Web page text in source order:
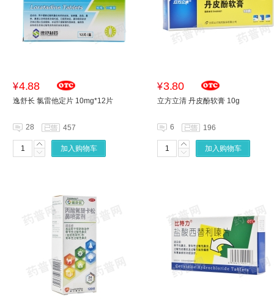
¥4.88
逸舒长 氯雷他定片 10mg*12片
28 457
加入购物车
¥3.80
立方立清 丹皮酚软膏 10g
6 196
加入购物车